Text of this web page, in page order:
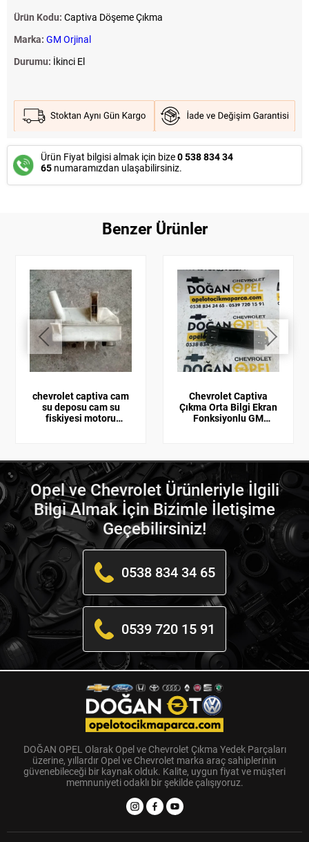
Ürün Kodu: Captiva Döşeme Çıkma
Marka: GM Orjinal
Durumu: İkinci El
Ürün Fiyat bilgisi almak için bize0 538 834 34
65 numaramızdan ulaşabilirsiniz.
Benzer Ürünler
chevrolet captiva cam
su deposu cam su
fiskiyesi motoru
Chevrolet Captiva
Çıkma Orta Bilgi Ekran
Fonksiyonlu GM
Opel ve Chevrolet Ürünleriyle İlgili
Bilgi Almak İçin Bizimle İletişime
Geçebilirsiniz!
0538 834 34 65
0539 720 15 91
DOĞAN OPEL Olarak Opel ve Chevrolet Çıkma Yedek Parçaları
üzerine, yıllardır Opel ve Chevrolet marka araç sahiplerinin
güvenebileceği bir kaynak olduk. Kalite, uygun fiyat ve müşteri
memnuniyeti odaklı bir şekilde çalışıyoruz.